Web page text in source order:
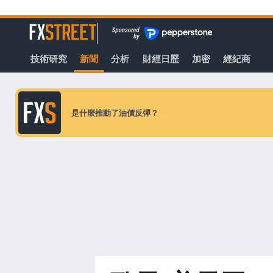
至
容
FXStreet
技術研究 新聞 分析 財經日歷 加密 經紀商
是什麼推動了油價反彈？